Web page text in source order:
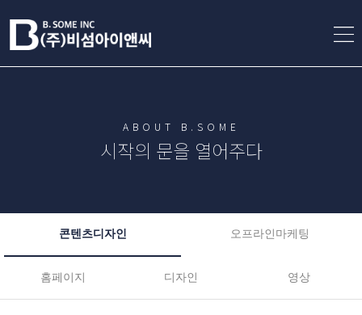
ABOUT B.SOME
시작의 문을 열어주다
콘텐츠디자인 오프라인마케팅
홈페이지 디자인 영상